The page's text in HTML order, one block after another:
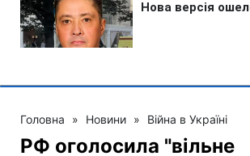
Головна » Новини » Війна в Україні
РФ оголосила "вільне